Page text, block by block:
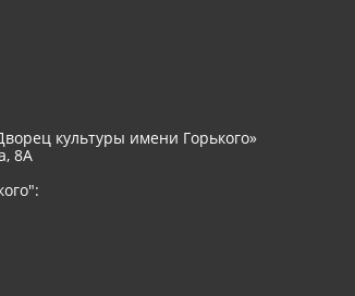
культуры имени Горького»
8A